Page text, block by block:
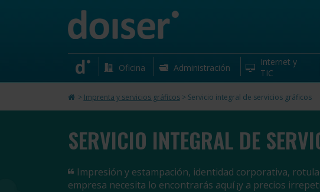
Oficina Administración
Internet y
TIC
> Imprenta y servicios gráficos> Servicio integral de servicios gráficos
SERVICIO INTEGRAL DE
Impresión y estampación, identidad corporativa,
empresa necesita lo encontrarás aquí ¡y a precios